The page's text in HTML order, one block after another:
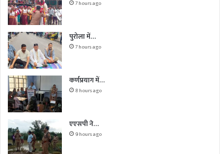
7 hours ago
पुरोला में…
7 hours ago
कर्णप्रयाग में…
8 hours ago
एएसपी ने…
9 hours ago